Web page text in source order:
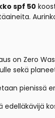
spf 50
on Zero
sekä
pienissä
edelläkävijä